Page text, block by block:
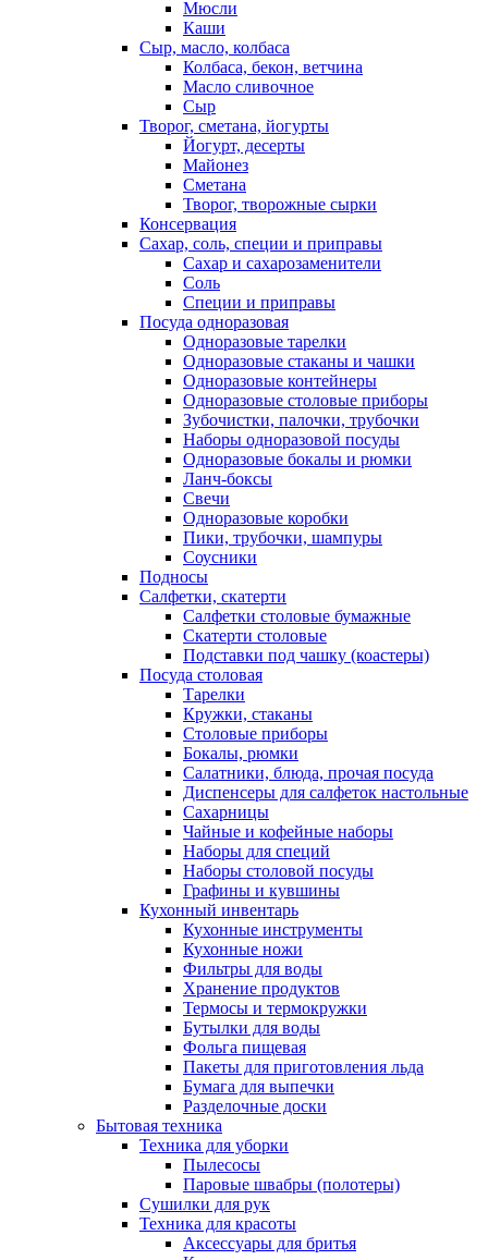
Мюсли
Каши
Сыр, масло, колбаса
Колбаса, бекон, ветчина
Масло сливочное
Сыр
Творог, сметана, йогурты
Йогурт, десерты
Майонез
Сметана
Творог, творожные сырки
Консервация
Сахар, соль, специи и приправы
Сахар и сахарозаменители
Соль
Специи и приправы
Посуда одноразовая
Одноразовые тарелки
Одноразовые стаканы и чашки
Одноразовые контейнеры
Одноразовые столовые приборы
Зубочистки, палочки, трубочки
Наборы одноразовой посуды
Одноразовые бокалы и рюмки
Ланч-боксы
Свечи
Одноразовые коробки
Пики, трубочки, шампуры
Соусники
Подносы
Салфетки, скатерти
Салфетки столовые бумажные
Скатерти столовые
Подставки под чашку (коастеры)
Посуда столовая
Тарелки
Кружки, стаканы
Столовые приборы
Бокалы, рюмки
Салатники, блюда, прочая посуда
Диспенсеры для салфеток настольные
Сахарницы
Чайные и кофейные наборы
Наборы для специй
Наборы столовой посуды
Графины и кувшины
Кухонный инвентарь
Кухонные инструменты
Кухонные ножи
Фильтры для воды
Хранение продуктов
Термосы и термокружки
Бутылки для воды
Фольга пищевая
Пакеты для приготовления льда
Бумага для выпечки
Разделочные доски
Бытовая техника
Техника для уборки
Пылесосы
Паровые швабры (полотеры)
Сушилки для рук
Техника для красоты
Аксессуары для бритья